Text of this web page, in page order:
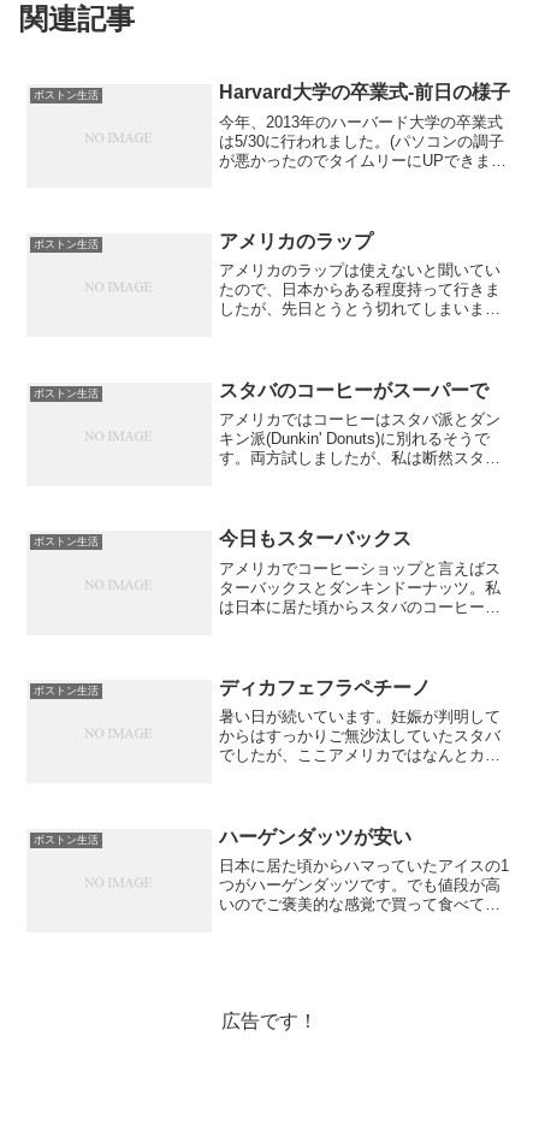
関連記事
ボストン生活 Harvard大学の卒業式-前日の様子
今年、2013年のハーバード大学の卒業式
は5/30に行われました。(パソコンの調子
が悪かったのでタイムリーにUPできませ
院合わせ...
ボストン生活 アメリカのラップ
アメリカのラップは使えないと聞いてい
たので、日本からある程度持って行きま
したが、先日とうとう切れてしまいまし
たラップです。一...
ボストン生活 スタバのコーヒーがスーパーで
アメリカではコーヒーはスタバ派とダン
キン派(Dunkin' Donuts)に別れるそうで
す。両方試しましたが、私は断然スター
ックして...
ボストン生活 今日もスターバックス
アメリカでコーヒーショップと言えばス
ターバックスとダンキンドーナッツ。私
は日本に居た頃からスタバのコーヒーが
す。甘すぎず、苦すぎず絶妙...
ボストン生活 ディカフェフラペチーノ
暑い日が続いています。妊娠が判明して
からはすっかりご無沙汰していたスタバ
でしたが、ここアメリカではなんとカフ
よく飲んでいたキャラ...
ボストン生活 ハーゲンダッツが安い
日本に居た頃からハマっていたアイスの1
つがハーゲンダッツです。でも値段が高
いのでご褒美的な感覚で買って食べてい
広告です！